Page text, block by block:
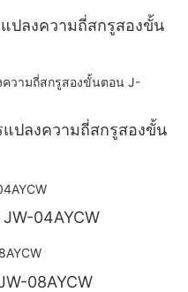
แปลงความถี่สกรูสองขั้น
แปลงความถี่สกรูสองขั้น
04AYCW
08AYCW